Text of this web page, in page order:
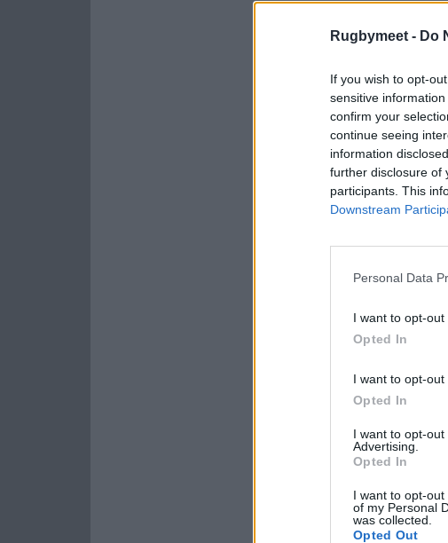
Rugbymeet - Do
If you wish to opt-
sensitive
confirm your
continue seeing
information
further disclosure of
participants. This
Downstream
Personal Data
I want to opt-out
Opted In
I want to opt-out
Opted In
I want to opt-
Advertising.
Opted In
I want to opt-
of my Personal
was collected.
Opted Out